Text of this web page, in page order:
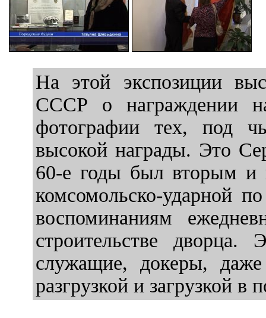
На этой экспозиции
СССР о награждении
фотографии тех, под
высокой награды. Это
60-е годы был вторым и
комсомольско-ударной
воспоминаниям
строительстве
служащие, докеры,
разгрузкой и загрузкой в